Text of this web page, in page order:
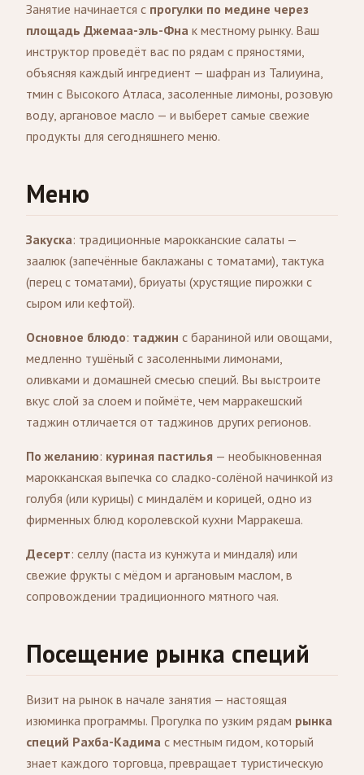
Занятие начинается с прогулки по медине через
площадь Джемаа-эль-Фна к местному рынку. Ваш
инструктор проведёт вас по рядам с пряностями,
объясняя каждый ингредиент — шафран из Талиуина,
тмин с Высокого Атласа, засоленные лимоны, розовую
воду, аргановое масло — и выберет самые свежие
продукты для сегодняшнего меню.
Меню
Закуска: традиционные марокканские салаты —
заалюк (запечённые баклажаны с томатами), тактука
(перец с томатами), бриуаты (хрустящие пирожки с
сыром или кефтой).
Основное блюдо: таджин с бараниной или овощами,
медленно тушёный с засоленными лимонами,
оливками и домашней смесью специй. Вы выстроите
вкус слой за слоем и поймёте, чем марракешский
таджин отличается от таджинов других регионов.
По желанию: куриная пастилья — необыкновенная
марокканская выпечка со сладко-солёной начинкой из
голубя (или курицы) с миндалём и корицей, одно из
фирменных блюд королевской кухни Марракеша.
Десерт: селлу (паста из кунжута и миндаля) или
свежие фрукты с мёдом и аргановым маслом, в
сопровождении традиционного мятного чая.
Посещение рынка специй
Визит на рынок в начале занятия — настоящая
изюминка программы. Прогулка по узким рядам рынка
специй Рахба-Кадима с местным гидом, который
знает каждого торговца, превращает туристическую